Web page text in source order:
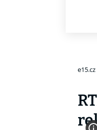
e15.cz